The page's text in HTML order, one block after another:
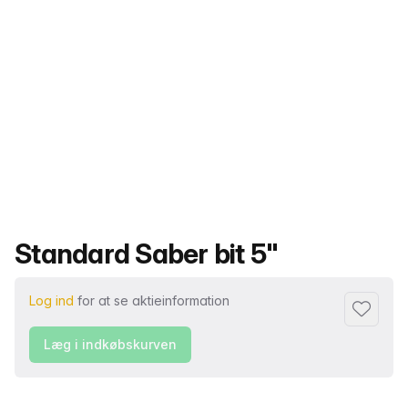
Produktnavn
Standard Saber bit 5"
Log ind for at se aktieinformation
Føj til
Læg i indkøbskurven